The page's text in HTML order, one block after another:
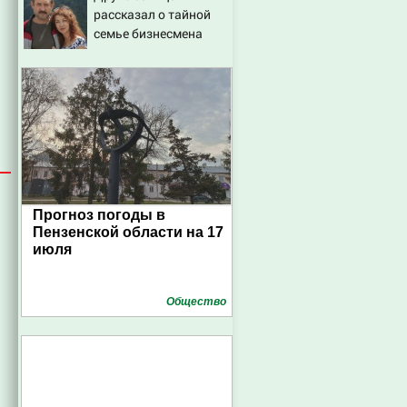
пекински запретили
переходить границу
рассказал о тайной
семье бизнесмена
Прогноз погоды в
Пензенской области на 17
июля
Общество